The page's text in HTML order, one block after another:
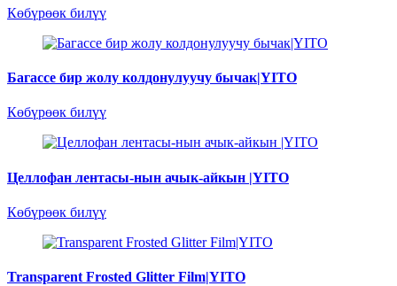
Көбүрөөк билүү
Багассе бир жолу колдонулуучу бычак|YITO
Көбүрөөк билүү
Целлофан лентасы-нын ачык-айкын |YITO
Көбүрөөк билүү
Transparent Frosted Glitter Film|YITO